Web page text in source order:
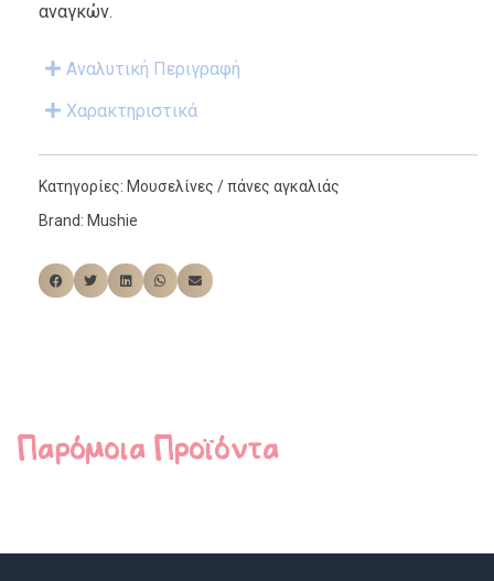
αναγκών.
Αναλυτική Περιγραφή
Χαρακτηριστικά
Κατηγορίες: Μουσελίνες / πάνες αγκαλιάς
Brand: Mushie
Παρόμοια Προϊόντα